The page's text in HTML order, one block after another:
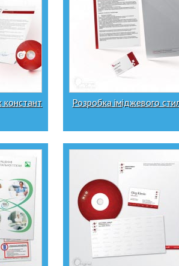
констант Розробка іміджевого